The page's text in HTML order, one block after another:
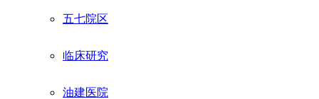
五七院区
临床研究
油建医院